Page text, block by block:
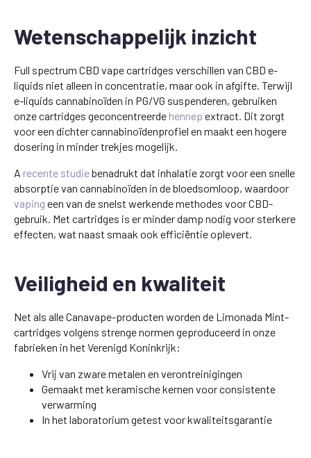
Wetenschappelijk inzicht
Full spectrum CBD vape cartridges verschillen van CBD e-
liquids niet alleen in concentratie, maar ook in afgifte. Terwijl
e-liquids cannabinoïden in PG/VG suspenderen, gebruiken
onze cartridges geconcentreerde hennep extract. Dit zorgt
voor een dichter cannabinoïdenprofiel en maakt een hogere
dosering in minder trekjes mogelijk.
A recente studiebenadrukt dat inhalatie zorgt voor een snelle
absorptie van cannabinoïden in de bloedsomloop, waardoor
vaping een van de snelst werkende methodes voor CBD-
gebruik. Met cartridges is er minder damp nodig voor sterkere
effecten, wat naast smaak ook efficiëntie oplevert.
Veiligheid en kwaliteit
Net als alle Canavape-producten worden de Limonada Mint-
cartridges volgens strenge normen geproduceerd in onze
fabrieken in het Verenigd Koninkrijk:
Vrij van zware metalen en verontreinigingen
Gemaakt met keramische kernen voor consistente
verwarming
In het laboratorium getest voor kwaliteitsgarantie